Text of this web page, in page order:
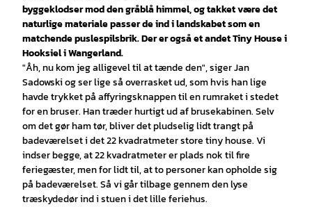
byggeklodser mod den gråblå himmel, og takket være det
naturlige materiale passer de ind i landskabet som en
matchende puslespilsbrik. Der er også et andet Tiny House i
Hooksiel i Wangerland.
"Åh, nu kom jeg alligevel til at tænde den", siger Jan
Sadowski og ser lige så overrasket ud, som hvis han lige
havde trykket på affyringsknappen til en rumraket i stedet
for en bruser. Han træder hurtigt ud af brusekabinen. Selv
om det gør ham tør, bliver det pludselig lidt trangt på
badeværelset i det 22 kvadratmeter store tiny house. Vi
indser begge, at 22 kvadratmeter er plads nok til fire
feriegæster, men for lidt til, at to personer kan opholde sig
på badeværelset. Så vi går tilbage gennem den lyse
træskydedør ind i stuen i det lille feriehus.